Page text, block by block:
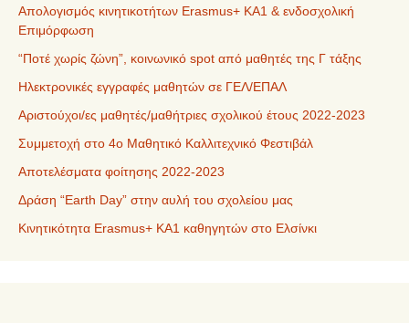
Απολογισμός κινητικοτήτων Erasmus+ ΚΑ1 & ενδοσχολική
Επιμόρφωση
“Ποτέ χωρίς ζώνη”, κοινωνικό spot από μαθητές της Γ τάξης
Ηλεκτρονικές εγγραφές μαθητών σε ΓΕΛ/ΕΠΑΛ
Αριστούχοι/ες μαθητές/μαθήτριες σχολικού έτους 2022-2023
Συμμετοχή στο 4ο Μαθητικό Καλλιτεχνικό Φεστιβάλ
Αποτελέσματα φοίτησης 2022-2023
Δράση “Earth Day” στην αυλή του σχολείου μας
Κινητικότητα Erasmus+ KA1 καθηγητών στο Ελσίνκι